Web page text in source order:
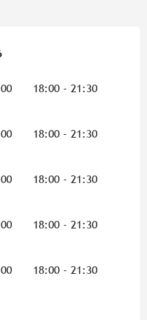
2026
18:00 - 21:30
18:00 - 21:30
18:00 - 21:30
18:00 - 21:30
18:00 - 21:30